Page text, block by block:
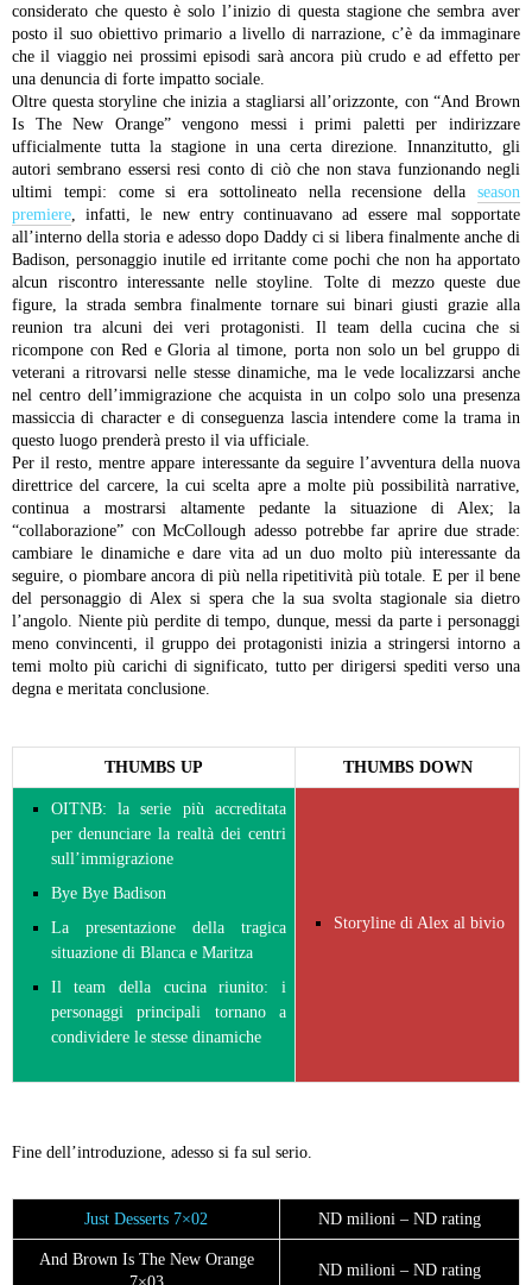
considerato che questo è solo l’inizio di questa stagione che sembra aver
posto il suo obiettivo primario a livello di narrazione, c’è da immaginare
che il viaggio nei prossimi episodi sarà ancora più crudo e ad effetto per
una denuncia di forte impatto sociale.
Oltre questa storyline che inizia a stagliarsi all’orizzonte, con “And Brown
Is The New Orange” vengono messi i primi paletti per indirizzare
ufficialmente tutta la stagione in una certa direzione. Innanzitutto, gli
autori sembrano essersi resi conto di ciò che non stava funzionando negli
ultimi tempi: come si era sottolineato nella recensione della season
premiere , infatti, le new entry continuavano ad essere mal sopportate
all’interno della storia e adesso dopo Daddy ci si libera finalmente anche di
Badison, personaggio inutile ed irritante come pochi che non ha apportato
alcun riscontro interessante nelle stoyline. Tolte di mezzo queste due
figure, la strada sembra finalmente tornare sui binari giusti grazie alla
reunion tra alcuni dei veri protagonisti. Il team della cucina che si
ricompone con Red e Gloria al timone, porta non solo un bel gruppo di
veterani a ritrovarsi nelle stesse dinamiche, ma le vede localizzarsi anche
nel centro dell’immigrazione che acquista in un colpo solo una presenza
massiccia di character e di conseguenza lascia intendere come la trama in
questo luogo prenderà presto il via ufficiale.
Per il resto, mentre appare interessante da seguire l’avventura della nuova
direttrice del carcere, la cui scelta apre a molte più possibilità narrative,
continua a mostrarsi altamente pedante la situazione di Alex; la
“collaborazione” con McCollough adesso potrebbe far aprire due strade:
cambiare le dinamiche e dare vita ad un duo molto più interessante da
seguire, o piombare ancora di più nella ripetitività più totale. E per il bene
del personaggio di Alex si spera che la sua svolta stagionale sia dietro
l’angolo. Niente più perdite di tempo, dunque, messi da parte i personaggi
meno convincenti, il gruppo dei protagonisti inizia a stringersi intorno a
temi molto più carichi di significato, tutto per dirigersi spediti verso una
degna e meritata conclusione.
THUMBS UP THUMBS DOWN
OITNB: la serie più accreditata
per denunciare la realtà dei centri
sull’immigrazione
Bye Bye Badison
La presentazione della tragica
situazione di Blanca e Maritza
Il team della cucina riunito: i
personaggi principali tornano a
condividere le stesse dinamiche
Storyline di Alex al bivio
Fine dell’introduzione, adesso si fa sul serio.
Just Desserts 7×02 ND milioni – ND rating
And Brown Is The New Orange
ND milioni – ND rating